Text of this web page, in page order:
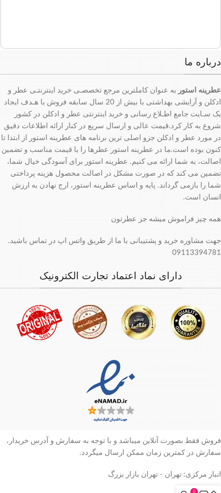
درباره ما
عطرینه استور به عنوان کاملترین مرجع تخصصـی خرید اینترنتـی عطر و
ادکلن و آرایشی بهداشتی با بیش از 20 سال سابقه فروش با هـدف ایجاد
یک سـایت جامع اطـلاع رسانی و خرید اینترنتی عطر و ادکلن در کشور
شروع به کار کرد.قیمت عالی و ارسال سریع در کنار ارائه اطلاعات دقیق
در مورد عطر و ادکلن جزو اصلی ترین برنامه های عطرینه استور از ابتدا تا
کنون بوده است.ما در عطرینه استور عطرها را با قیمت مناسب و تضمین
اصالت، به شما ارائه می کنیم. عطرینه استور برای آسودگی خیال شما،
تضمین می کند که در صورت مشکل در اصالت محصول هزینه پرداختی
شما را بازمی گرداند. پایه و اساس عطرینه استور، ارج نهادن به ارزش
انسان است.
همه چیز فراموش میشه جز عطرتون
جهت مشاوره خرید و پشتیبانی با ما از طریق واتس اپ در تماس باشید.
09113394781
دارای نماد اعتماد تجارت الکترونیک
فروش فقط بصورت آنلاین میباشد و با توجه به سفارش و آدرس خریدار،
سفارش در کمترین زمان ممکن ارسال میگردد.
انبار مرکزی: تهران - تهران بازار بزرگ
0